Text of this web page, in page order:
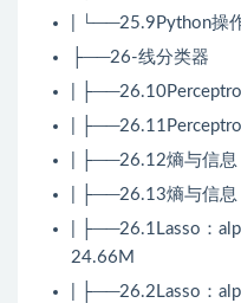
| └──25.9Python操
├──26-线分类器
|
|
| ├──26.12熵与信
| ├──26.13熵与信
| ├──26.1Lasso：
24.66M
| ├──26.2Lasso：